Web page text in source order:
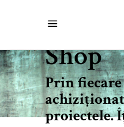
Shop
Prin
proiectele.